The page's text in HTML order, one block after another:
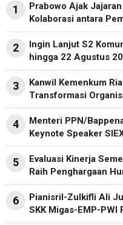
1
Prabowo Ajak
Kolaborasi antara
2
Ingin Lanjut S2
hingga 22 Agustus
3
Kanwil Kemenkum
Transformasi
4
Menteri PPN/
Keynote Speaker
5
Evaluasi Kinerja
Raih Penghargaan
6
Pianisril-Zulkifli Ali
SKK Migas-EMP-PWI